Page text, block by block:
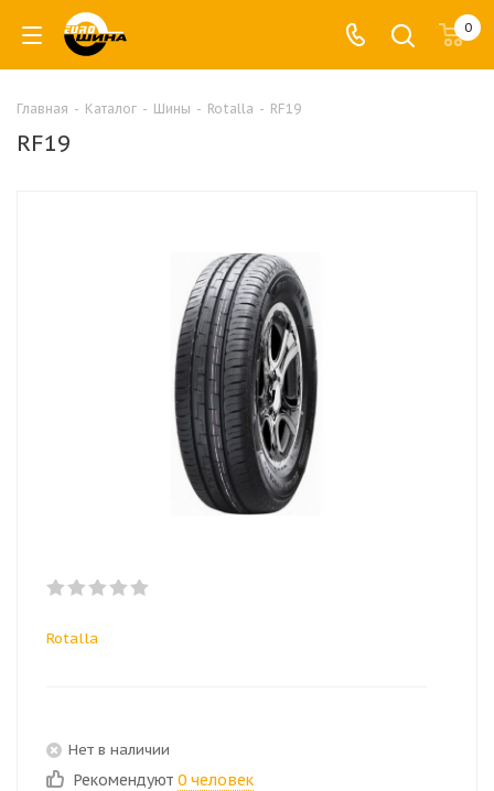
0
Главная - Каталог - Шины - Rotalla - RF19
RF19
Rotalla
Нет в наличии
Рекомендуют 0 человек